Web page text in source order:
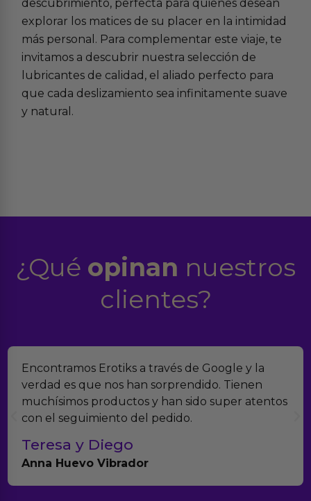
descubrimiento, perfecta para quienes desean
explorar los matices de su placer en la intimidad
más personal. Para complementar este viaje, te
invitamos a descubrir nuestra selección de
lubricantes de calidad , el aliado perfecto para
que cada deslizamiento sea infinitamente suave
y natural.
¿Qué opinan nuestros
clientes?
Encontramos Erotiks a través de Google y la
verdad es que nos han sorprendido. Tienen
muchísimos productos y han sido super atentos
con el seguimiento del pedido.
Teresa y Diego
Anna Huevo Vibrador